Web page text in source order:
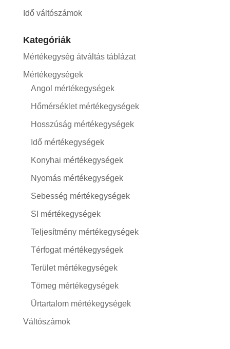
Idő váltószámok
Kategóriák
Mértékegység átváltás táblázat
Mértékegységek
Angol mértékegységek
Hőmérséklet mértékegységek
Hosszúság mértékegységek
Idő mértékegységek
Konyhai mértékegységek
Nyomás mértékegységek
Sebesség mértékegységek
SI mértékegységek
Teljesítmény mértékegységek
Térfogat mértékegységek
Terület mértékegységek
Tömeg mértékegységek
Űrtartalom mértékegységek
Váltószámok